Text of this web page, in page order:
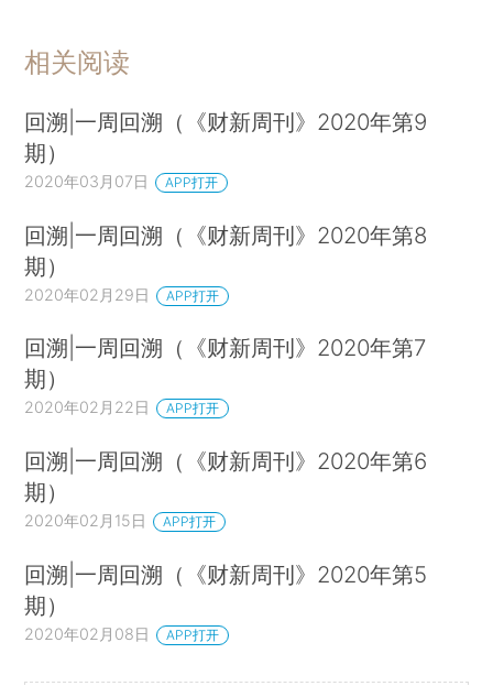
相关阅读
回溯|一周回溯（《财新周刊》2020年第9
期）
2020年03月07日 APP打开
回溯|一周回溯（《财新周刊》2020年第8
期）
2020年02月29日 APP打开
回溯|一周回溯（《财新周刊》2020年第7
期）
2020年02月22日 APP打开
回溯|一周回溯（《财新周刊》2020年第6
期）
2020年02月15日 APP打开
回溯|一周回溯（《财新周刊》2020年第5
期）
2020年02月08日 APP打开